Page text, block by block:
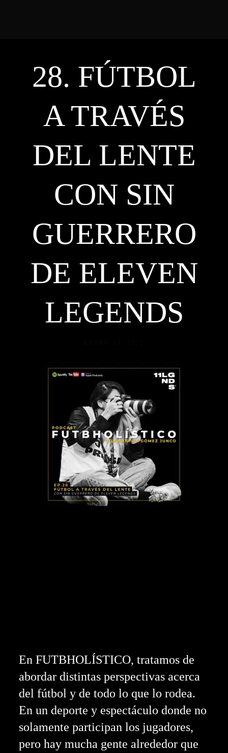
INICIO
ACADEMIA
PODCAST
CONTACTO
28. FÚTBOL
A TRAVÉS
DEL LENTE
CON SIN
GUERRERO
DE ELEVEN
LEGENDS
En FUTBHOLÍSTICO, tratamos de
abordar distintas perspectivas acerca
del fútbol y de todo lo que lo rodea.
En un deporte y espectáculo donde no
solamente participan los jugadores,
pero hay mucha gente alrededor que